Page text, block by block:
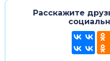
Расскажите